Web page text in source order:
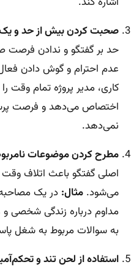
صحبت کردن بیش از حد و
حد بر گفتگو و ندادن فرصت
عدم احترام و گوش دادن
کاری، مدیر پروژه تمام وقت
اختصاص می‌دهد و فرصت
نمی‌دهد.
مطرح کردن موضوعات
اصلی گفتگو باعث اتلاف
می‌شود. مثال: در یک
مداوم درباره زندگی شخصی
به سوالات مربوط به شغل
استفاده از لحن تند و